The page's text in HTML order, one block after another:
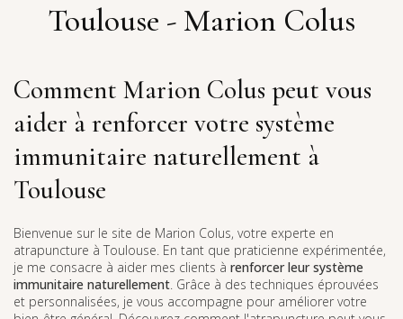
Toulouse - Marion Colus
Comment Marion Colus peut vous
aider à renforcer votre système
immunitaire naturellement à
Toulouse
Bienvenue sur le site de Marion Colus, votre experte en
atrapuncture à Toulouse. En tant que praticienne expérimentée,
je me consacre à aider mes clients à renforcer leur système
immunitaire naturellement. Grâce à des techniques éprouvées
et personnalisées, je vous accompagne pour améliorer votre